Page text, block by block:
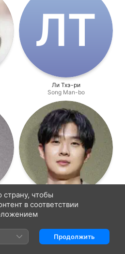
Л‌Т
Ли Тхэ-ри
Song Man-bo
Чхве У Щик
Do Chi-san
чтобы
в соответствии
Продолжить